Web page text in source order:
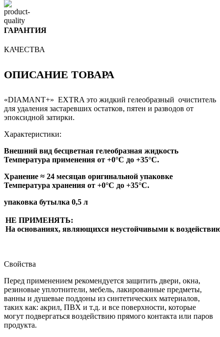
ГАРАНТИЯ
КАЧЕСТВА
ОПИСАНИЕ ТОВАРА
«DIAMANT+» EXTRA это жидкий гелеобразный очиститель
для удаления застаревших остатков, пятен и разводов от
эпоксидной затирки.
Характеристики:
Внешний вид бесцветная гелеобразная жидкость
Температура применения от +0°С до +35°С.
Хранение ≈ 24 месяцав оригинальной упаковке
Температура хранения от +0°С до +35°С.
упаковка бутылка 0,5 л
НЕ ПРИМЕНЯТЬ:
На основаниях, являющихся неустойчивыми к
Свойства
Перед применением рекомендуется защитить двери, окна,
резиновые уплотнители, мебель, лакированные предметы,
ванны и душевые поддоны из синтетических материалов,
таких как: акрил, ПВХ и т.д. и все поверхности, которые
могут подвергаться воздействию прямого контакта или паров
продукта.